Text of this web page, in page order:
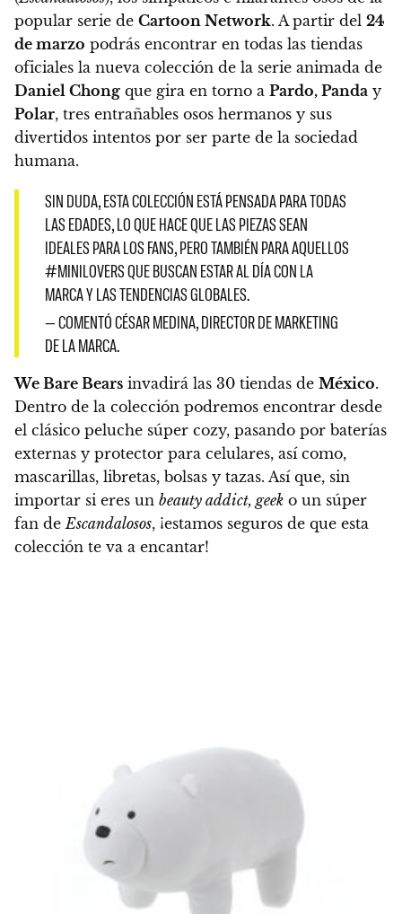
popular serie de Cartoon Network. A partir del 24
de marzo podrás encontrar en todas las tiendas
oficiales la nueva colección de la serie animada de
Daniel Chong que gira en torno a Pardo, Panda y
Polar, tres entrañables osos hermanos y sus
divertidos intentos por ser parte de la sociedad
humana.
SIN DUDA, ESTA COLECCIÓN ESTÁ PENSADA PARA TODAS
LAS EDADES, LO QUE HACE QUE LAS PIEZAS SEAN
IDEALES PARA LOS FANS, PERO TAMBIÉN PARA AQUELLOS
#MINILOVERS QUE BUSCAN ESTAR AL DÍA CON LA
MARCA Y LAS TENDENCIAS GLOBALES.
— COMENTÓ CÉSAR MEDINA, DIRECTOR DE MARKETING
DE LA MARCA.
We Bare Bears invadirá las 30 tiendas de México.
Dentro de la colección podremos encontrar desde
el clásico peluche súper cozy, pasando por baterías
externas y protector para celulares, así como,
mascarillas, libretas, bolsas y tazas. Así que, sin
importar si eres un beauty addict, geek o un súper
fan deEscandalosos, ¡estamos seguros de que esta
colección te va a encantar!